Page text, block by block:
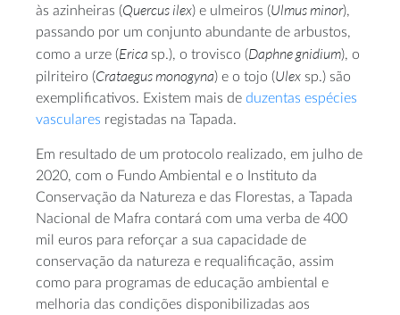
às azinheiras (Quercus ilex) e ulmeiros (Ulmus minor),
passando por um conjunto abundante de arbustos,
como a urze (Erica sp.), o trovisco (Daphne gnidium), o
pilriteiro (Crataegus monogyna) e o tojo (Ulex sp.) são
exemplificativos. Existem mais de duzentas espécies
vasculares registadas na Tapada.
Em resultado de um protocolo realizado, em julho de
2020, com o Fundo Ambiental e o Instituto da
Conservação da Natureza e das Florestas, a Tapada
Nacional de Mafra contará com uma verba de 400
mil euros para reforçar a sua capacidade de
conservação da natureza e requalificação, assim
como para programas de educação ambiental e
melhoria das condições disponibilizadas aos